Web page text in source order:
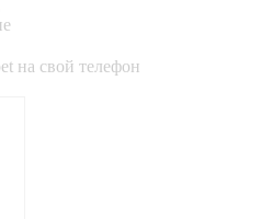
на свой телефон